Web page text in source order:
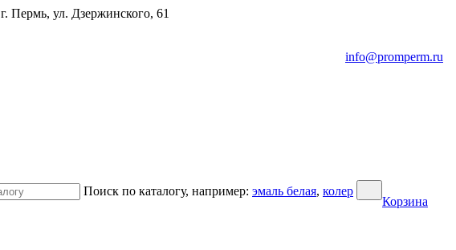
г. Пермь, ул. Дзержинского, 61
info@promperm.ru
Поиск по каталогу, например: эмаль белая, колер
Корзина